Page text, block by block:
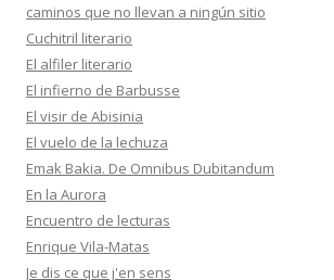
caminos que no llevan a ningún sitio
Cuchitril literario
El alfiler literario
El infierno de Barbusse
El visir de Abisinia
El vuelo de la lechuza
Emak Bakia. De Omnibus Dubitandum
En la Aurora
Encuentro de lecturas
Enrique Vila-Matas
Je dis ce que j'en sens